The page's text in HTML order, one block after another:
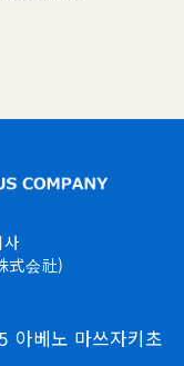
式会社)
아베노 마쓰자키초